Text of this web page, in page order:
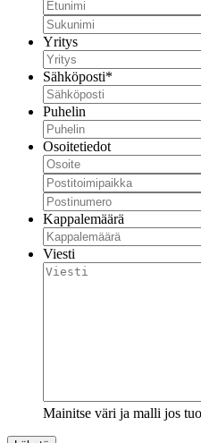
Yritys
Sähköposti*
Puhelin
Osoitetiedot
Kappalemäärä
Viesti
Mainitse väri ja malli jos